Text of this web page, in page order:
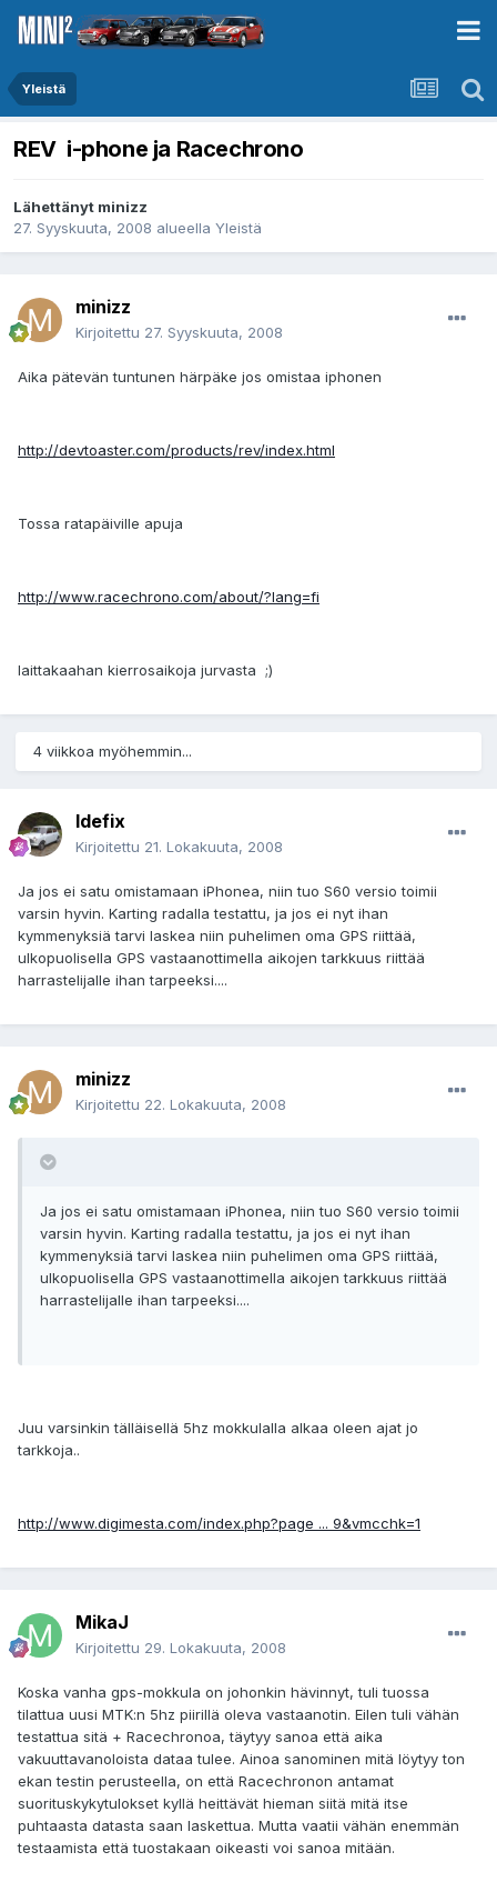
Yleistä
REV i-phone ja Racechrono
Lähettänyt minizz
27. Syyskuuta, 2008 alueella Yleistä
minizz
Kirjoitettu 27. Syyskuuta, 2008
Aika pätevän tuntunen härpäke jos omistaa iphonen
http://devtoaster.com/products/rev/index.html
Tossa ratapäiville apuja
http://www.racechrono.com/about/?lang=fi
laittakaahan kierrosaikoja jurvasta ;)
4 viikkoa myöhemmin...
Idefix
Kirjoitettu 21. Lokakuuta, 2008
Ja jos ei satu omistamaan iPhonea, niin tuo S60 versio toimii
varsin hyvin. Karting radalla testattu, ja jos ei nyt ihan
kymmenyksiä tarvi laskea niin puhelimen oma GPS riittää,
ulkopuolisella GPS vastaanottimella aikojen tarkkuus riittää
harrastelijalle ihan tarpeeksi....
minizz
Kirjoitettu 22. Lokakuuta, 2008
Ja jos ei satu omistamaan iPhonea, niin tuo S60 versio toimii
varsin hyvin. Karting radalla testattu, ja jos ei nyt ihan
kymmenyksiä tarvi laskea niin puhelimen oma GPS riittää,
ulkopuolisella GPS vastaanottimella aikojen tarkkuus riittää
harrastelijalle ihan tarpeeksi....
Juu varsinkin tälläisellä 5hz mokkulalla alkaa oleen ajat jo
tarkkoja..
http://www.digimesta.com/index.php?page ... 9&vmcchk=1
MikaJ
Kirjoitettu 29. Lokakuuta, 2008
Koska vanha gps-mokkula on johonkin hävinnyt, tuli tuossa
tilattua uusi MTK:n 5hz piirillä oleva vastaanotin. Eilen tuli vähän
testattua sitä + Racechronoa, täytyy sanoa että aika
vakuuttavanoloista dataa tulee. Ainoa sanominen mitä löytyy ton
ekan testin perusteella, on että Racechronon antamat
suorituskykytulokset kyllä heittävät hieman siitä mitä itse
puhtaasta datasta saan laskettua. Mutta vaatii vähän enemmän
testaamista että tuostakaan oikeasti voi sanoa mitään.